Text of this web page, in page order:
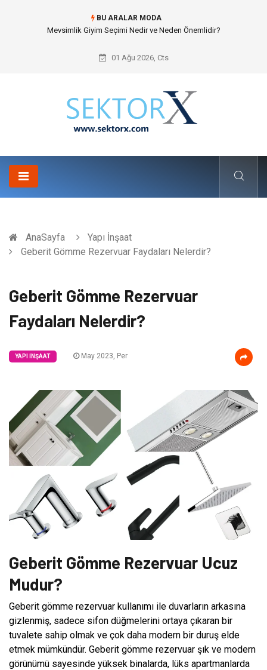
BU ARALAR MODA
Hansgrohe Ankastre Duş Seti Banyo Mimarisinde Konforu Nasıl
01 Ağu 2026, Cts
AnaSayfa
Yapı İnşaat
Geberit Gömme Rezervuar Faydaları Nelerdir?
Geberit Gömme Rezervuar
Faydaları Nelerdir?
YAPI İNŞAAT May 2023, Per
Geberit Gömme Rezervuar Ucuz
Mudur?
Geberit gömme rezervuar kullanımı ile duvarların arkasına
gizlenmiş, sadece sifon düğmelerini ortaya çıkaran bir
tuvalete sahip olmak ve çok daha modern bir duruş elde
etmek mümkündür. Geberit gömme rezervuar şık ve modern
görünümü sayesinde yüksek binalarda, lüks apartmanlarda